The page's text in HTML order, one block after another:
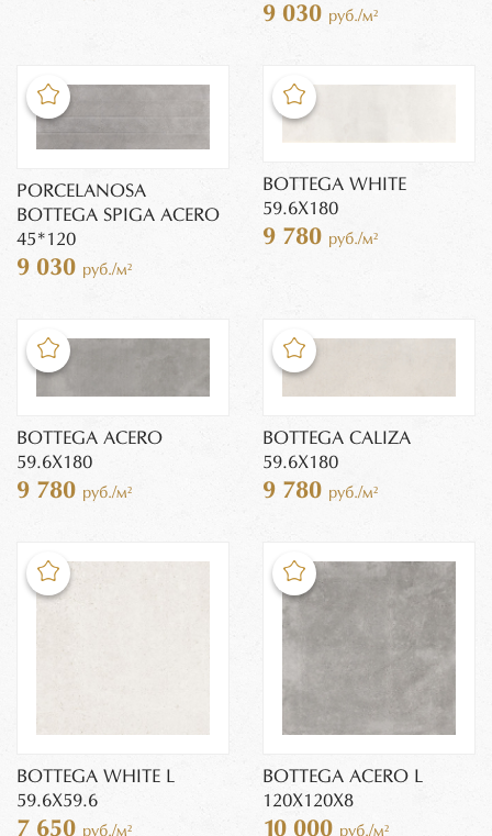
9 030 руб./м²
PORCELANOSA
BOTTEGA SPIGA ACERO
45*120
9 030 руб./м²
BOTTEGA WHITE
59.6Х180
9 780 руб./м²
BOTTEGA ACERO
59.6Х180
9 780 руб./м²
BOTTEGA CALIZA
59.6Х180
9 780 руб./м²
BOTTEGA WHITE L
59.6Х59.6
7 650 руб./м²
BOTTEGA ACERO L
120Х120X8
10 000 руб./м²